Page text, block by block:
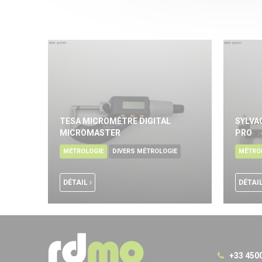
TESA MICROMÈTRE DIGITAL
MICROMASTER
MÉTROLOGIE DIVERS MÉTROLOGIE
DÉTAIL
PRO
+33